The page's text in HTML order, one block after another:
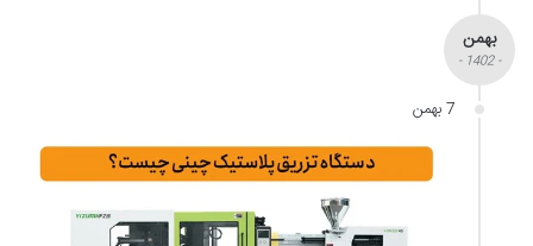
بهمن
- 1402 -
7 بهمن